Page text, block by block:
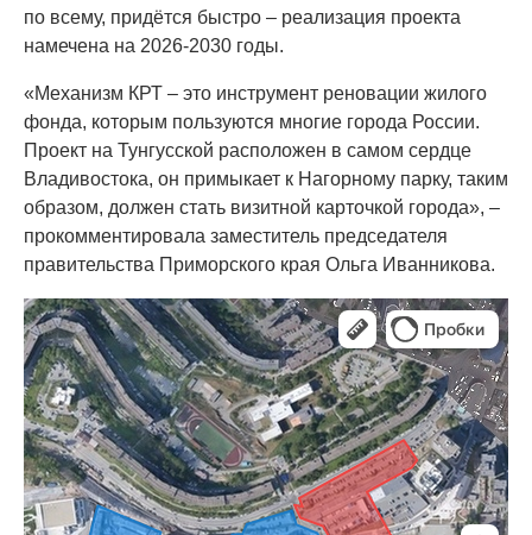
по всему, придётся быстро – реализация проекта
намечена на 2026-2030 годы.
«Механизм КРТ – это инструмент реновации жилого
фонда, которым пользуются многие города России.
Проект на Тунгусской расположен в самом сердце
Владивостока, он примыкает к Нагорному парку, таким
образом, должен стать визитной карточкой города», –
прокомментировала заместитель председателя
правительства Приморского края Ольга Иванникова.